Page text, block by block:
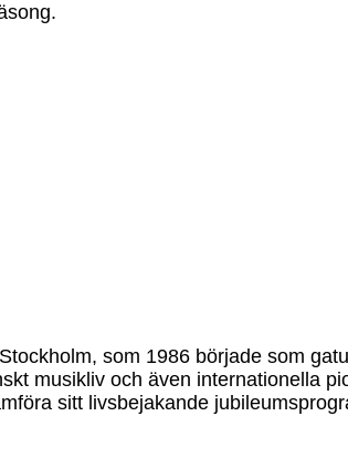
som 1986 började som
musikliv och även internationella
sitt livsbejakande